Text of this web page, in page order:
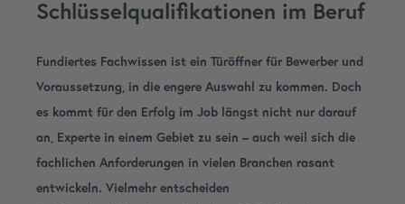
Schlüsselqualifikationen im Beruf
Fundiertes Fachwissen ist ein Türöffner für Bewerber und
Voraussetzung, in die engere Auswahl zu kommen. Doch
es kommt für den Erfolg im Job längst nicht nur darauf
an, Experte in einem Gebiet zu sein – auch weil sich die
fachlichen Anforderungen in vielen Branchen rasant
entwickeln. Vielmehr entscheiden